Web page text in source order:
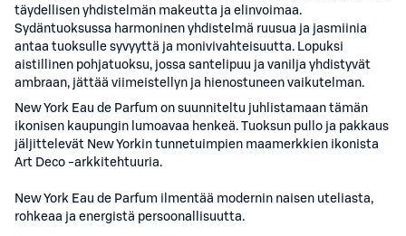
täydellisen yhdistelmän makeutta ja elinvoimaa.
Sydäntuoksussa harmoninen yhdistelmä ruusua ja jasmiinia
antaa tuoksulle syvyyttä ja monivivahteisuutta. Lopuksi
aistillinen pohjatuoksu, jossa santelipuu ja vanilja yhdistyvät
ambraan, jättää viimeistellyn ja hienostuneen vaikutelman.​
New York Eau de Parfum on suunniteltu juhlistamaan tämän
ikonisen kaupungin lumoavaa henkeä. Tuoksun pullo ja pakkaus
jäljittelevät New Yorkin tunnetuimpien maamerkkien ikonista
Art Deco -arkkitehtuuria. ​
New York Eau de Parfum ilmentää modernin naisen uteliasta,
rohkeaa ja energistä persoonallisuutta.​